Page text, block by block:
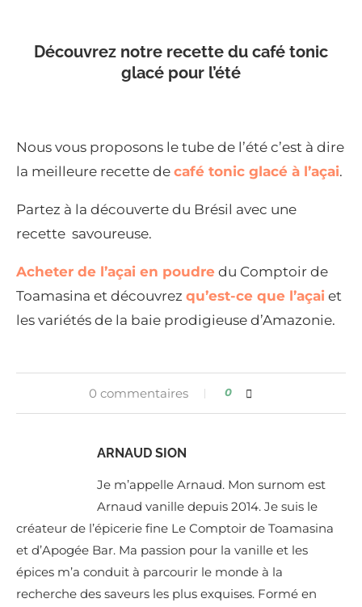
Découvrez notre recette du café tonic
glacé pour l’été
Nous vous proposons le tube de l’été c’est à dire
la meilleure recette de café tonic glacé à l’açai.
Partez à la découverte du Brésil avec une
recette savoureuse.
Acheter de l’açai en poudre du Comptoir de
Toamasina et découvrez qu’est-ce que l’açai et
les variétés de la baie prodigieuse d’Amazonie.
0 commentaires 0
ARNAUD SION
Je m’appelle Arnaud. Mon surnom est
Arnaud vanille depuis 2014. Je suis le
créateur de l’épicerie fine Le Comptoir de Toamasina
et d’Apogée Bar. Ma passion pour la vanille et les
épices m’a conduit à parcourir le monde à la
recherche des saveurs les plus exquises. Formé en